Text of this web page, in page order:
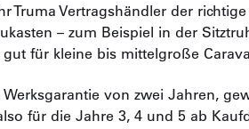
Truma Vertragshändler der
– zum Beispiel in der
für kleine bis mittelgroße
von zwei Jahren,
für die Jahre 3, 4 und 5 ab